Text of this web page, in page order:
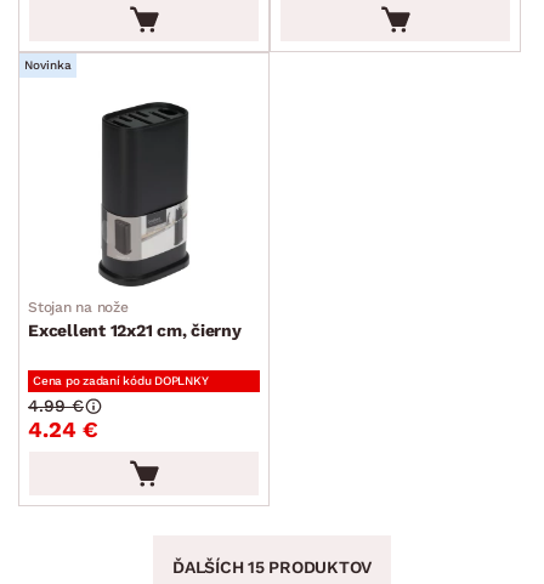
Novinka
Stojan na nože
Excellent 12x21 cm, čierny
Cena po zadaní kódu DOPLNKY
4.24 €
4.99 €
ĎALŠÍCH 15 PRODUKTOV